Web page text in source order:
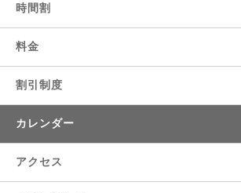
時間割
料金
割引制度
カレンダー
アクセス